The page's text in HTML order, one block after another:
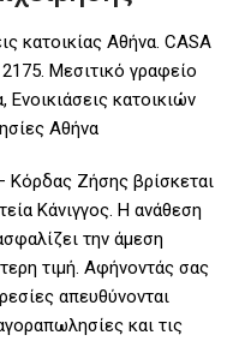
κατοικίας Αθήνα. CASA
Μεσιτικό γραφείο
κατοικιών
Αθήνα
Κόρδας Ζήσης βρίσκεται
Κάνιγγος. Η ανάθεση
την άμεση
τιμή. Αφήνοντάς σας
απευθύνονται
και τις